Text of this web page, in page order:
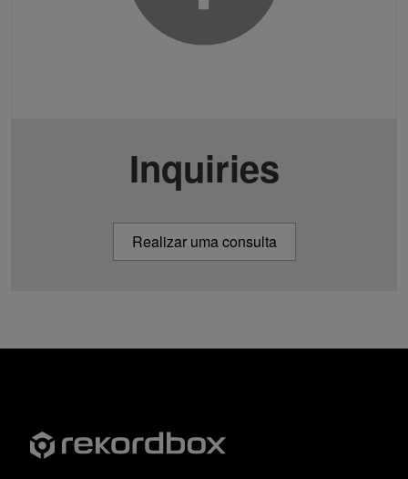
Inquiries
Realizar uma consulta